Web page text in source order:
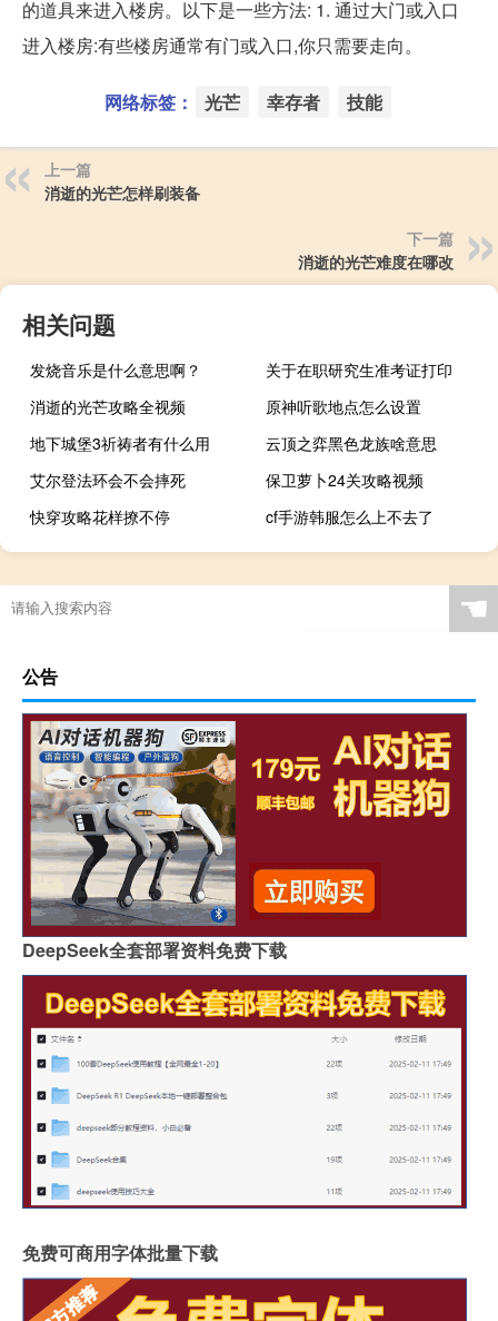
的道具来进入楼房。以下是一些方法: 1. 通过大门或入口
进入楼房:有些楼房通常有门或入口,你只需要走向。
网络标签： 光芒 幸存者 技能
上一篇
消逝的光芒怎样刷装备
下一篇
消逝的光芒难度在哪改
相关问题
发烧音乐是什么意思啊？
关于在职研究生准考证打印
消逝的光芒攻略全视频
原神听歌地点怎么设置
地下城堡3祈祷者有什么用
云顶之弈黑色龙族啥意思
艾尔登法环会不会摔死
保卫萝卜24关攻略视频
快穿攻略花样撩不停
cf手游韩服怎么上不去了
跑跑卡丁车最新车x
☚
公告
DeepSeek全套部署资料免费下载
免费可商用字体批量下载